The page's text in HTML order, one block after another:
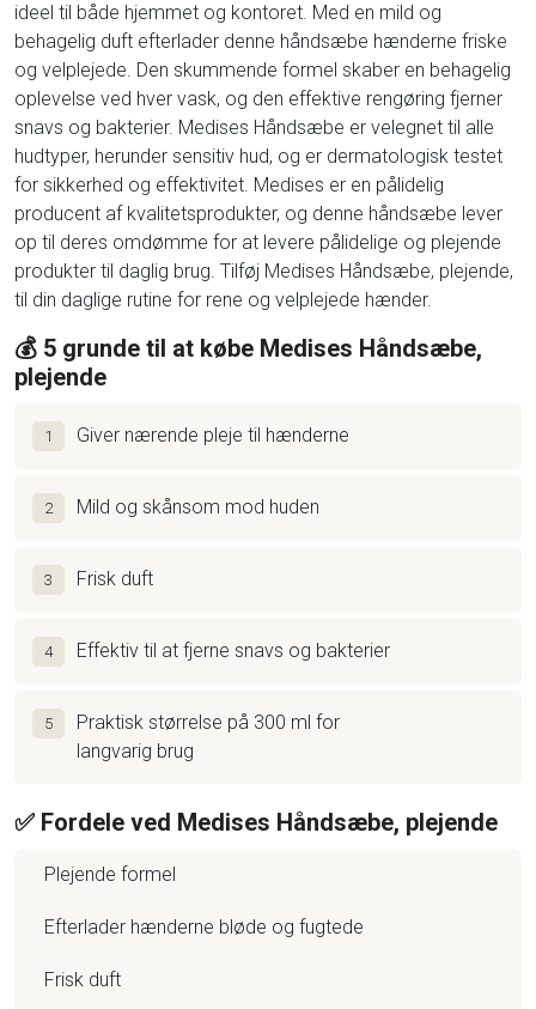
ideel til både hjemmet og kontoret. Med en mild og
behagelig duft efterlader denne håndsæbe hænderne friske
og velplejede. Den skummende formel skaber en behagelig
oplevelse ved hver vask, og den effektive rengøring fjerner
snavs og bakterier. Medises Håndsæbe er velegnet til alle
hudtyper, herunder sensitiv hud, og er dermatologisk testet
for sikkerhed og effektivitet. Medises er en pålidelig
producent af kvalitetsprodukter, og denne håndsæbe lever
op til deres omdømme for at levere pålidelige og plejende
produkter til daglig brug. Tilføj Medises Håndsæbe, plejende,
til din daglige rutine for rene og velplejede hænder.
💰 5 grunde til at købe Medises Håndsæbe,
plejende
1 Giver nærende pleje til hænderne
2 Mild og skånsom mod huden
3 Frisk duft
4 Effektiv til at fjerne snavs og bakterier
5
Praktisk størrelse på 300 ml for
langvarig brug
✅ Fordele ved Medises Håndsæbe, plejende
Plejende formel
Efterlader hænderne bløde og fugtede
Frisk duft